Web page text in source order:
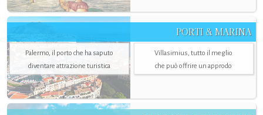
PORTI & MARINA
Palermo, il porto che ha saputo
diventare attrazione turistica
Villasimius, tutto il meglio
che può offrire un approdo